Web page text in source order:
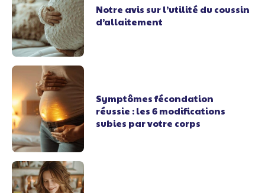
Notre avis sur l’utilité du coussin
d’allaitement
Symptômes fécondation
réussie : les 6 modifications
subies par votre corps